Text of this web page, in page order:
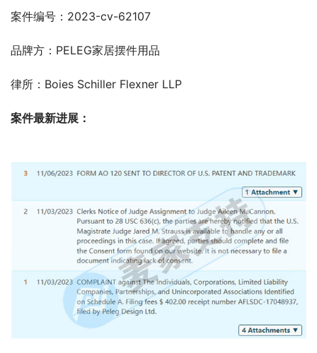
案件编号：2023-cv-62107
品牌方：PELEG家居摆件用品
律所：Boies Schiller Flexner LLP
案件最新进展：